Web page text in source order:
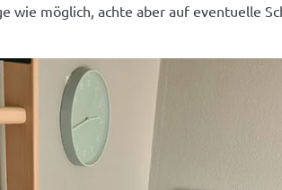
wie möglich, achte aber auf eventuelle